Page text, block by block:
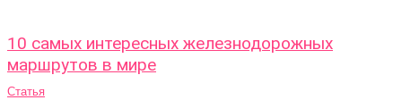
10 самых интересных железнодорожных
маршрутов в мире
Статья